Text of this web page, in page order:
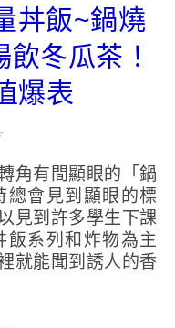
丼飯~鍋燒
冬瓜茶！
爆表
會見到顯眼的標
見到許多學生下課
飯系列和炸物為主
就能聞到誘人的香